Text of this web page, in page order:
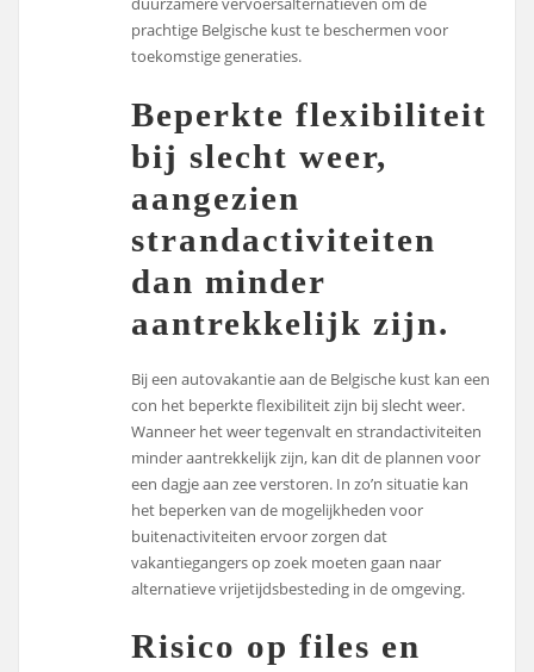
prachtige Belgische kust te beschermen voor
toekomstige generaties.
Beperkte flexibiliteit
bij slecht weer,
aangezien
strandactiviteiten
dan minder
aantrekkelijk zijn.
Bij een autovakantie aan de Belgische kust kan een
con het beperkte flexibiliteit zijn bij slecht weer.
Wanneer het weer tegenvalt en strandactiviteiten
minder aantrekkelijk zijn, kan dit de plannen voor
een dagje aan zee verstoren. In zo’n situatie kan
het beperken van de mogelijkheden voor
buitenactiviteiten ervoor zorgen dat
vakantiegangers op zoek moeten gaan naar
alternatieve vrijetijdsbesteding in de omgeving.
Risico op files en